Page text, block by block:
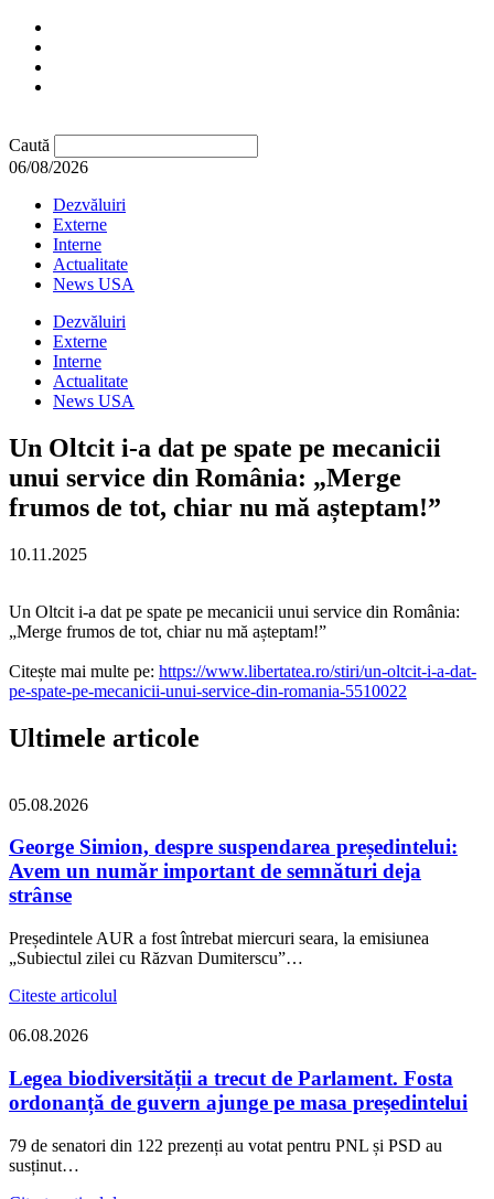
Caută
06/08/2026
Dezvăluiri
Externe
Interne
Actualitate
News USA
Dezvăluiri
Externe
Interne
Actualitate
News USA
Un Oltcit i-a dat pe spate pe mecanicii
unui service din România: „Merge
frumos de tot, chiar nu mă așteptam!”
10.11.2025
Un Oltcit i-a dat pe spate pe mecanicii unui service din România:
„Merge frumos de tot, chiar nu mă așteptam!”
Citește mai multe pe: https://www.libertatea.ro/stiri/un-oltcit-i-a-dat-
pe-spate-pe-mecanicii-unui-service-din-romania-5510022
Ultimele articole
05.08.2026
George Simion, despre suspendarea președintelui:
Avem un număr important de semnături deja
strânse
Președintele AUR a fost întrebat miercuri seara, la emisiunea
„Subiectul zilei cu Răzvan Dumiterscu”…
Citeste articolul
06.08.2026
Legea biodiversității a trecut de Parlament. Fosta
ordonanță de guvern ajunge pe masa președintelui
79 de senatori din 122 prezenți au votat pentru PNL și PSD au
susținut…